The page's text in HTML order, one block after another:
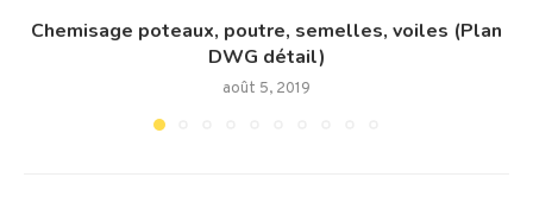
Chemisage poteaux, poutre, semelles, voiles (Plan
DWG détail)
août 5, 2019